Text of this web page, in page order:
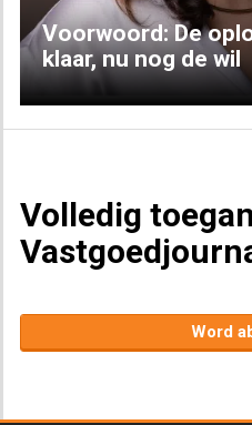
Voorwoord: De
klaar, nu nog de wil
Volledig
Word